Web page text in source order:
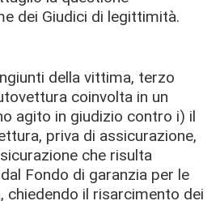
dei Giudici di legittimità.
della vittima, terzo
coinvolta in un
agito in giudizio contro i) il
priva di assicurazione,
che risulta
Fondo di garanzia per le
chiedendo il risarcimento dei